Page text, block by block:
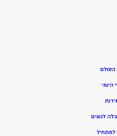
הסולם
היומי
לנשים
למתחיל